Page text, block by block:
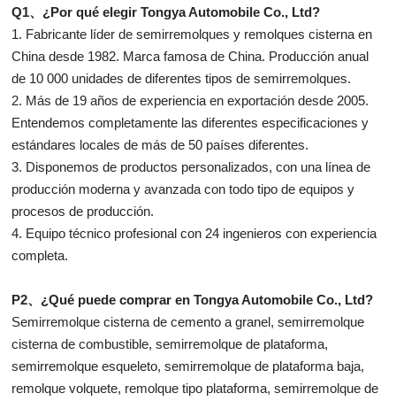
Q1、¿Por qué elegir Tongya Automobile Co., Ltd?
1. Fabricante líder de semirremolques y remolques cisterna en
China desde 1982. Marca famosa de China. Producción anual
de 10 000 unidades de diferentes tipos de semirremolques.
2. Más de 19 años de experiencia en exportación desde 2005.
Entendemos completamente las diferentes especificaciones y
estándares locales de más de 50 países diferentes.
3. Disponemos de productos personalizados, con una línea de
producción moderna y avanzada con todo tipo de equipos y
procesos de producción.
4. Equipo técnico profesional con 24 ingenieros con experiencia
completa.
P2、¿Qué puede comprar en Tongya Automobile Co., Ltd?
Semirremolque cisterna de cemento a granel, semirremolque
cisterna de combustible, semirremolque de plataforma,
semirremolque esqueleto, semirremolque de plataforma baja,
remolque volquete, remolque tipo plataforma, semirremolque de